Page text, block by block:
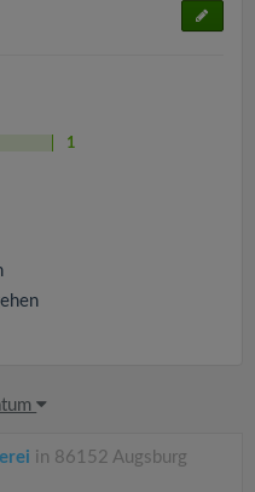
1
in 86152 Augsburg